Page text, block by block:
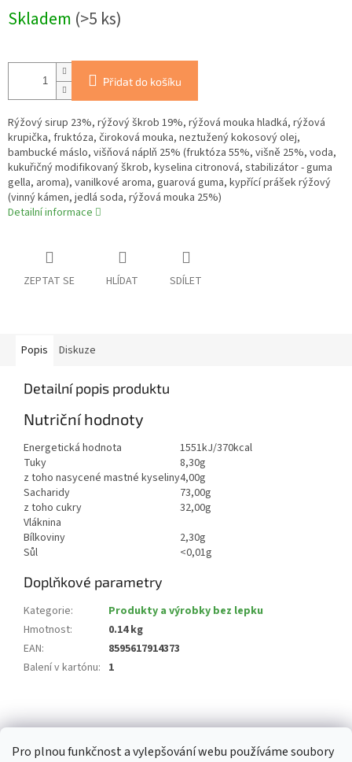
Pro plnou funkčnost a vylepšování webu používáme soubory
cena:
Skladem (>5 ks)
Přidat do košíku
Rýžový sirup 23%, rýžový škrob 19%, rýžová mouka hladká, rýžová
krupička, fruktóza, čiroková mouka, neztužený kokosový olej,
bambucké máslo, višňová náplň 25% (fruktóza 55%, višně 25%, voda,
kukuřičný modifikovaný škrob, kyselina citronová, stabilizátor - guma
gella, aroma), vanilkové aroma, guarová guma, kypřící prášek rýžový
(vinný kámen, jedlá soda, rýžová mouka 25%)
Detailní informace
ZEPTAT SE HLÍDAT SDÍLET
Popis Diskuze
Detailní popis produktu
Nutriční hodnoty
Energetická hodnota
1551kJ/370kcal
Tuky
8,30g
z toho nasycené mastné kyseliny4,00g
Sacharidy
73,00g
z toho cukry
32,00g
Vláknina
Bílkoviny
2,30g
Sůl
<0,01g
Doplňkové parametry
Kategorie:
Produkty a výrobky bez lepku
Hmotnost:
0.14 kg
EAN:
8595617914373
Balení v kartónu: 1
á